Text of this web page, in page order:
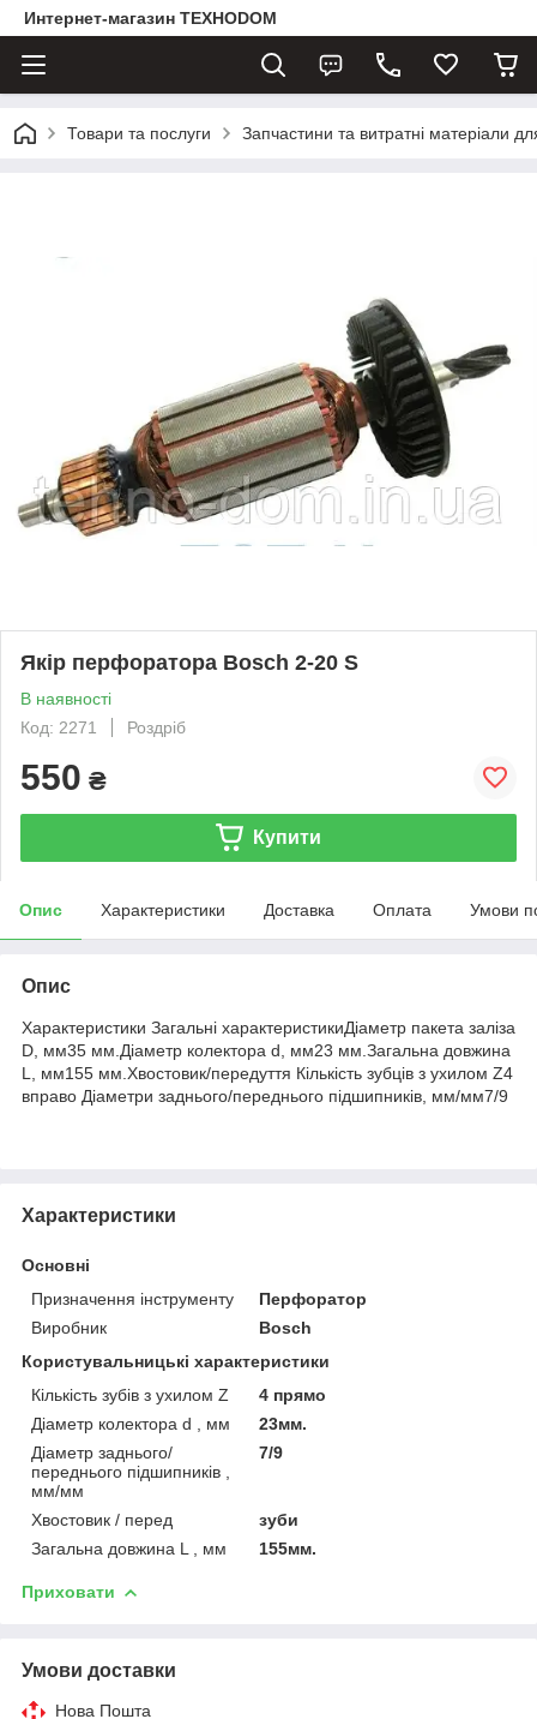
Интернет-магазин ТЕХНОDOM
Товари та послуги Запчастини та витратні матеріали
Якір перфоратора Bosch 2-20 S
В наявності
Код: 2271
Роздріб
550 ₴
Купити
Опис Характеристики Доставка Оплата Умови
Опис
Характеристики Загальні характеристикиДіаметр пакета заліза
D, мм35 мм.Діаметр колектора d, мм23 мм.Загальна довжина
L, мм155 мм.Хвостовик/передуття Кількість зубців з ухилом Z4
вправо Діаметри заднього/переднього підшипників, мм/мм7/9
Характеристики
Основні
Призначення інструменту
Перфоратор
Виробник
Bosch
Користувальницькі характеристики
Кількість зубів з ухилом Z
4 прямо
Діаметр колектора d , мм
23мм.
Діаметр заднього/
переднього підшипників ,
мм/мм
7/9
Хвостовик / перед
зуби
Загальна довжина L , мм
155мм.
Приховати
Умови доставки
Нова Пошта